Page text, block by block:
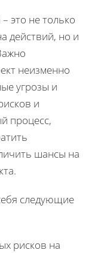
это не только
действий, но и
неизменно
угрозы и
и
процесс,
шансы на
следующие
рисков на